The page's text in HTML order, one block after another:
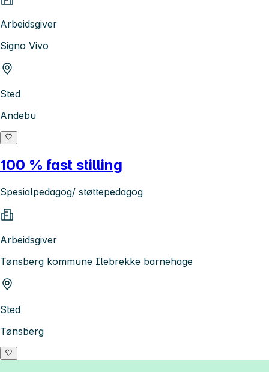
Arbeidsgiver
Signo Vivo
Sted
Andebu
100 % fast stilling
Spesialpedagog/ støttepedagog
Arbeidsgiver
Tønsberg kommune Ilebrekke barnehage
Sted
Tønsberg